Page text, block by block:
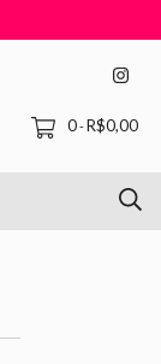
0-R$0,00